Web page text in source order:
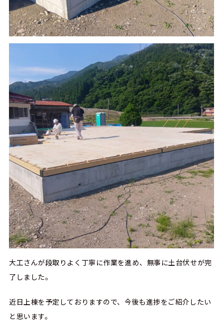
大工さんが段取りよく丁寧に作業を進め、無事に土台伏せが完
了しました。
近日上棟を予定しておりますので、今後も進捗をご紹介したい
と思います。